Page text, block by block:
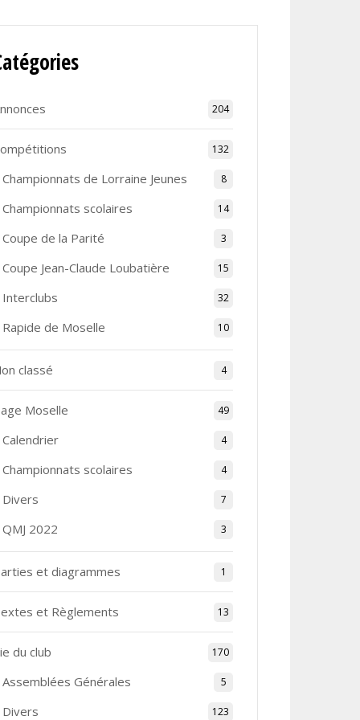
204
132
Championnats de Lorraine Jeunes 8
Championnats scolaires 14
Coupe de la Parité 3
Coupe Jean-Claude Loubatière 15
Interclubs 32
Rapide de Moselle 10
classé 4
Moselle 49
Calendrier 4
Championnats scolaires 4
Divers 7
QMJ 2022 3
et diagrammes 1
et Règlements 13
du club 170
Assemblées Générales 5
Divers 123